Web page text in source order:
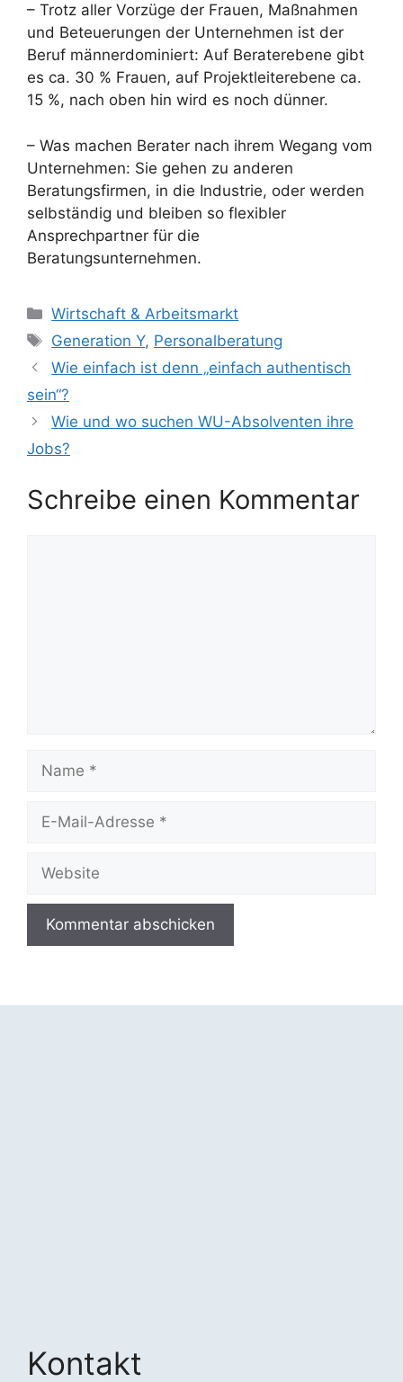
– Trotz aller Vorzüge der Frauen, Maßnahmen
und Beteuerungen der Unternehmen ist der
Beruf männerdominiert: Auf Beraterebene gibt
es ca. 30 % Frauen, auf Projektleiterebene ca.
15 %, nach oben hin wird es noch dünner.
– Was machen Berater nach ihrem Wegang vom
Unternehmen: Sie gehen zu anderen
Beratungsfirmen, in die Industrie, oder werden
selbständig und bleiben so flexibler
Ansprechpartner für die
Beratungsunternehmen.
Kategorien
Wirtschaft & Arbeitsmarkt
Schlagwörter
Generation Y, Personalberatung
Wie einfach ist denn „einfach authentisch
sein“?
Wie und wo suchen WU-Absolventen ihre
Jobs?
Schreibe einen Kommentar
Name
Website
Kontakt